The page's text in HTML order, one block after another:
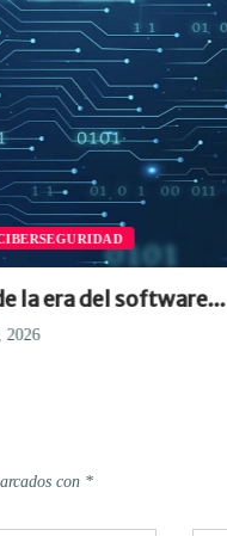
la era del software...
2026
con *